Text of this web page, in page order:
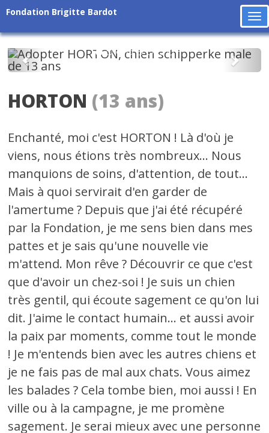
Fondation Brigitte Bardot
Précédent
HORTON (13 ans)
Enchanté, moi c'est HORTON ! Là d'où je
viens, nous étions très nombreux... Nous
manquions de soins, d'attention, de tout...
Mais à quoi servirait d'en garder de
l'amertume ? Depuis que j'ai été récupéré
par la Fondation, je me sens bien dans mes
pattes et je sais qu'une nouvelle vie
m'attend. Mon rêve ? Découvrir ce que c'est
que d'avoir un chez-soi ! Je suis un chien
très gentil, qui écoute sagement ce qu'on lui
dit. J'aime le contact humain... et aussi avoir
la paix par moments, comme tout le monde
! Je m'entends bien avec les autres chiens et
je ne fais pas de mal aux chats. Vous aimez
les balades ? Cela tombe bien, moi aussi ! En
ville ou à la campagne, je me promène
sagement. Je serai mieux avec une personne